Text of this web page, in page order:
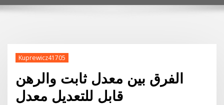
Kuprewicz41705
الفرق بين معدل ثابت والرهن
قابل للتعديل معدل